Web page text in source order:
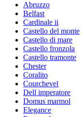
Abruzzo
Belfast
Cardinale ii
Castello del monte
Castello di mare
Castello fronzola
Castello tramonte
Chester
Coralito
Courchevel
Dell imperatore
Domus marmol
Elegance